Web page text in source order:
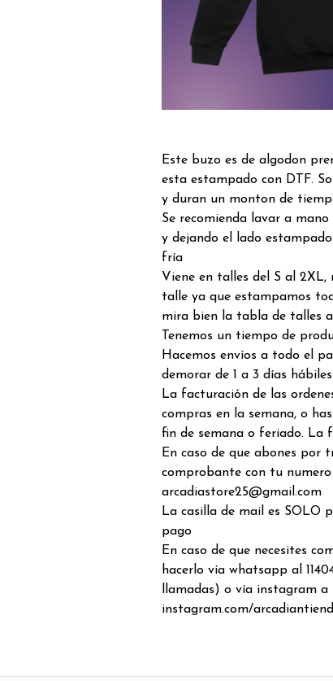
Este buzo es de algodon
esta estampado con DTF.
y duran un monton de
Se recomienda lavar a
y dejando el lado
fría
Viene en talles del S al
talle ya que estampamos
mira bien la tabla de talles
Tenemos un tiempo de
Hacemos envíos a todo el
demorar de 1 a 3 días hábiles
La facturación de las
compras en la semana, o
fin de semana o feriado. La
En caso de que abones por
comprobante con tu
arcadiastore25@gmail.com
La casilla de mail es SOLO
pago
En caso de que necesites
hacerlo vía whatsapp al
llamadas) o vía instagram a
instagram.com/